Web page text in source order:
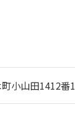
小山田1412番1